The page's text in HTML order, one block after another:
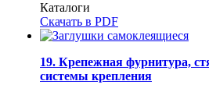
Каталоги
Скачать в PDF
19. Крепежная фурнитура,
системы крепления